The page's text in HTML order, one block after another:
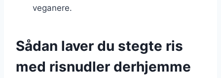
veganere.
Sådan laver du stegte ris
med risnudler derhjemme